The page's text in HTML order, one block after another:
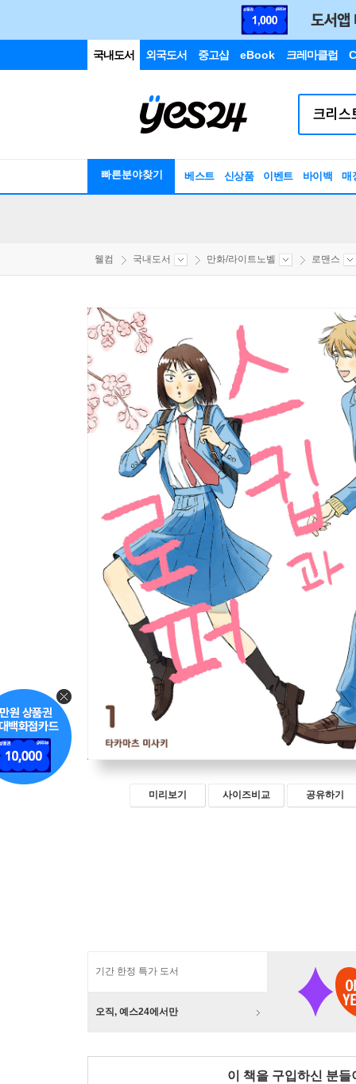
국내도서 외국도서 중고샵 eBook 크레마클럽
빠른분야찾기 베스트 신상품 이벤트 바이백 매
웰컴 국내도서 만화/라이트노벨 로맨스
미리보기 사이즈비교 공유하기
기간 한정 특가 도서
오직, 예스24에서만
이 책을 구입하신 분